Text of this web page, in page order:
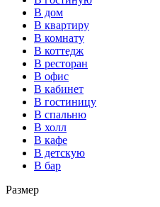
В дом
В квартиру
В комнату
В коттедж
В ресторан
В офис
В кабинет
В гостиницу
В спальню
В холл
В кафе
В детскую
В бар
Размер